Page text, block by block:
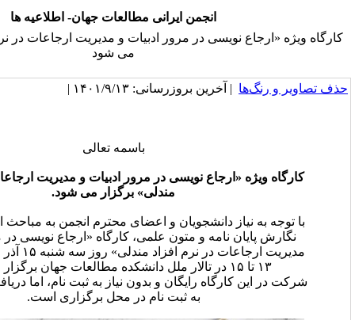
انجمن ایرانی مطالعات جهان- اطلاعیه ها
در مرور ادبیات و مدیریت ارجاعات در نرم افزاد مندلی» برگزار
بروزرسانی: ۱۴۰۱/۹/۱۳ |
نویسی در مرور ادبیات و مدیریت ارجاعات در نرم افزاد
دانشجویان و اعضای محترم انجمن به مباحث ارجاع نویسی در
و متون علمی، کارگاه «ارجاع نویسی در مرور ادبیات و
مدیریت ارجاعات در نرم افزاد مندلی» روز سه شنبه ۱۵ آذر ۱۴۰۱ از ساعت
رایگان و بدون نیاز به ثبت نام، اما دریافت گواهی منوط
به ثبت نام در محل برگزاری است.